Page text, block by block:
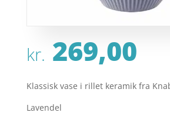
kr. 269,00
Klassisk vase i rillet keramik fra
Lavendel